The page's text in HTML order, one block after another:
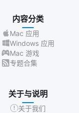
内容分类
Mac 应用
Windows 应用
Mac 游戏
专题合集
关于与说明
关于我们